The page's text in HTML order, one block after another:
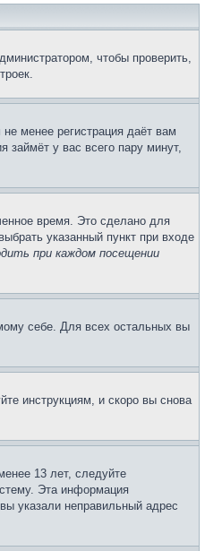
чтобы проверить,
менее регистрация даёт вам
займёт у вас всего пару минут,
время. Это сделано для
указанный пункт при входе
при каждом посещении
себе. Для всех остальных вы
инструкциям, и скоро вы снова
13 лет, следуйте
Эта информация
указали неправильный адрес